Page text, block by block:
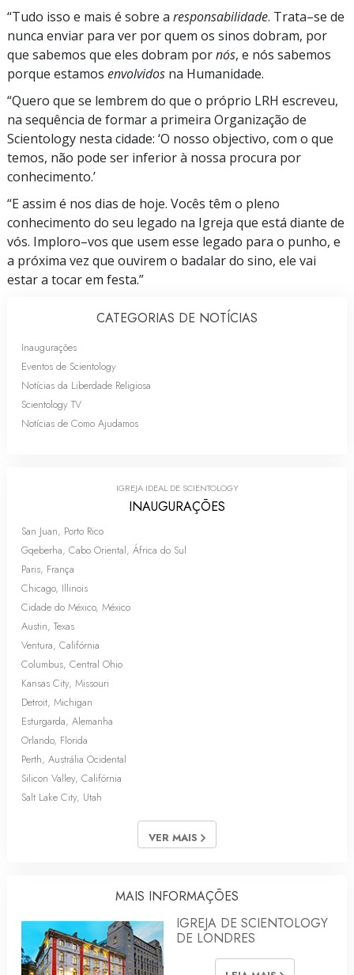
“Tudo isso e mais é sobre a responsabilidade. Trata–se de
nunca enviar para ver por quem os sinos dobram, por
que sabemos que eles dobram pornós, e nós sabemos
porque estamos envolvidos na Humanidade.
“Quero que se lembrem do que o próprio LRH escreveu,
na sequência de formar a primeira Organização de
Scientology nesta cidade: ‘O nosso objectivo, com o que
temos, não pode ser inferior à nossa procura por
conhecimento.’
“E assim é nos dias de hoje. Vocês têm o pleno
conhecimento do seu legado na Igreja que está diante de
vós. Imploro–vos que usem esse legado para o punho, e
a próxima vez que ouvirem o badalar do sino, ele vai
estar a tocar em festa.”
CATEGORIAS DE NOTÍCIAS
Inaugurações
Eventos de Scientology
Notícias da Liberdade Religiosa
Scientology TV
Notícias de Como Ajudamos
IGREJA IDEAL DE SCIENTOLOGY
INAUGURAÇÕES
San Juan, Porto Rico
Gqeberha, Cabo Oriental, África do Sul
Paris, França
Chicago, Illinois
Cidade do México, México
Austin, Texas
Ventura, Califórnia
Columbus, Central Ohio
Kansas City, Missouri
Detroit, Michigan
Esturgarda, Alemanha
Orlando, Florida
Perth, Austrália Ocidental
Silicon Valley, Califórnia
Salt Lake City, Utah
VER MAIS
MAIS INFORMAÇÕES
IGREJA DE SCIENTOLOGY
DE LONDRES